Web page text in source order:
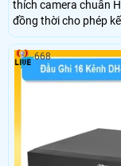
thích camera chuẩn
đồng thời cho phép
phân giải đến 6MP.
chu vi, nhận diện
1 ổ cứng SATA 16TB,
668